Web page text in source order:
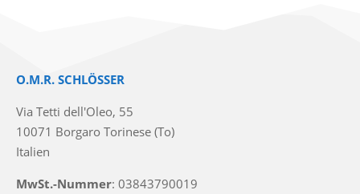
O.M.R. SCHLÖSSER
Via Tetti dell'Oleo, 55
10071 Borgaro Torinese (To)
Italien
MwSt.-Nummer: 03843790019